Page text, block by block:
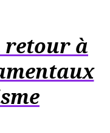
retour à